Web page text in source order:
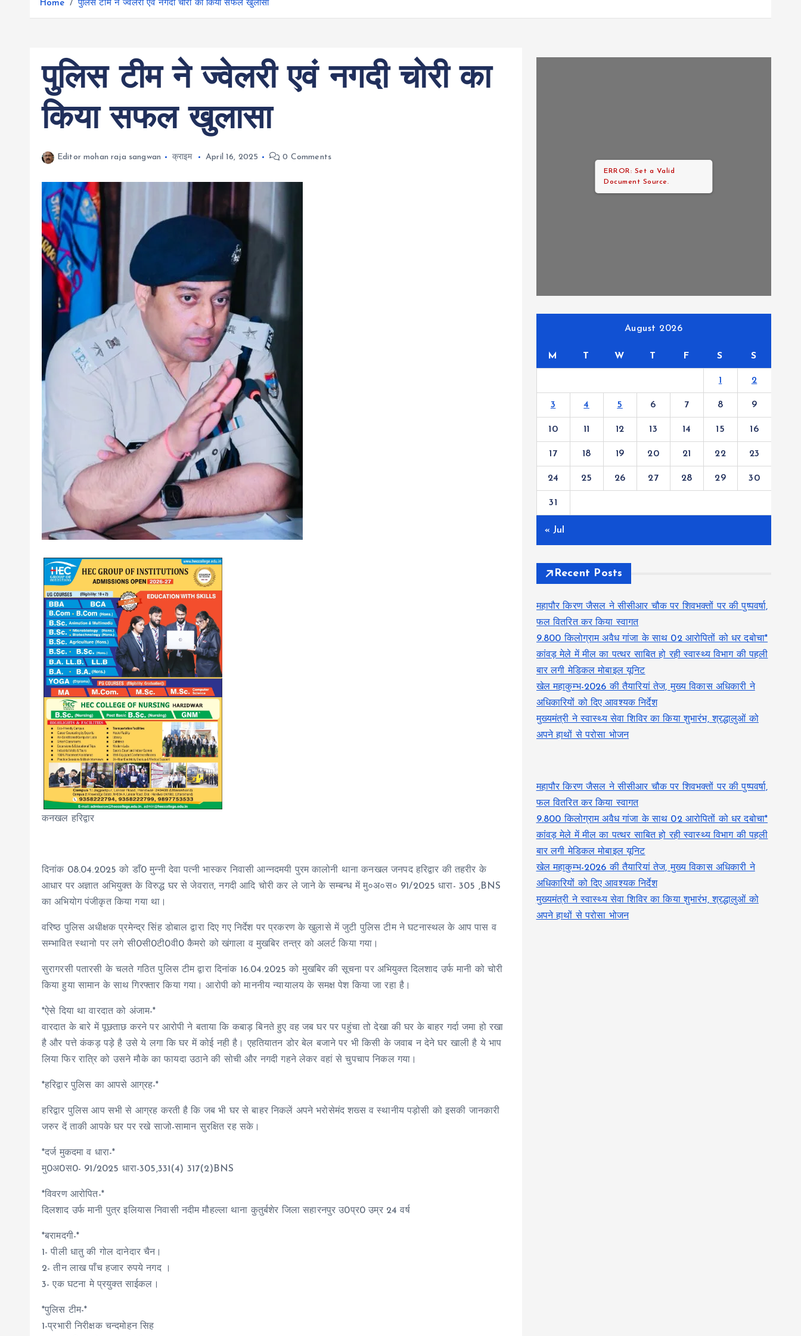
Home पुलिस टीम ने ज्वेलरी एवं नगदी चोरी का किया सफल खुलासा
पुलिस टीम ने ज्वेलरी एवं नगदी चोरी का
किया सफल खुलासा
Editor mohan raja sangwan क्राइम April 16, 2025 0 Comments
कनखल हरिद्वार
दिनांक 08.04.2025 को डाँ0 मुन्नी देवा पत्नी भास्कर निवासी आन्नदमयी पुरम कालोनी थाना कनखल जनपद हरिद्वार की तहरीर के
आधार पर अज्ञात अभियुक्त के विरुद्ध घर से जेवरात, नगदी आदि चोरी कर ले जाने के सम्बन्ध में मु०अ०स० 91/2025 धारा- 305 ,BNS
का अभियोग पंजीकृत किया गया था।
वरिष्ठ पुलिस अधीक्षक प्रमेन्द्र सिंह डोबाल द्वारा दिए गए निर्देश पर प्रकरण के खुलासे में जुटी पुलिस टीम ने घटनास्थल के आप पास व
सम्भावित स्थानो पर लगे सी0सी0टी0वी0 कैमरो को खंगाला व मुखबिर तन्त्र को अलर्ट किया गया।
सुरागरसी पतारसी के चलते गठित पुलिस टीम द्वारा दिनांक 16.04.2025 को मुखबिर की सूचना पर अभियुक्त दिलशाद उर्फ मानी को चोरी
किया हुया सामान के साथ गिरफ्तार किया गया। आरोपी को माननीय न्यायालय के समक्ष पेश किया जा रहा है।
*ऐसे दिया था वारदात को अंजाम-*
वारदात के बारे में पूछताछ करने पर आरोपी ने बताया कि कबाड़ बिनते हुए वह जब घर पर पहुंचा तो देखा की घर के बाहर गर्दा जमा हो रखा
है और पत्ते कंकड़ पड़े है उसे ये लगा कि घर में कोई नही है। एहतियातन डोर बेल बजाने पर भी किसी के जवाब न देने घर खाली है ये भाप
लिया फिर रात्रि को उसने मौके का फायदा उठाने की सोची और नगदी गहने लेकर वहां से चुपचाप निकल गया।
*हरिद्वार पुलिस का आपसे आग्रह-*
हरिद्वार पुलिस आप सभी से आग्रह करती है कि जब भी घर से बाहर निकलें अपने भरोसेमंद शख्स व स्थानीय पड़ोसी को इसकी जानकारी
जरुर दें ताकी आपके घर पर रखे साजो-सामान सुरक्षित रह सके।
*दर्ज मुकदमा व धारा-*
मु0अ0स0- 91/2025 धारा-305,331(4) 317(2)BNS
*विवरण आरोपित-*
दिलशाद उर्फ मानी पुत्र इलियास निवासी नदीम मौहल्ला थाना कुतुर्बशेर जिला सहारनपुर उ0प्र0 उम्र 24 वर्ष
*बरामदगी-*
1- पीली धातु की गोल दानेदार चैन।
2- तीन लाख पाँच हजार रुपये नगद ।
3- एक घटना मे प्रयुक्त साईकल।
*पुलिस टीम-*
1-प्रभारी निरीक्षक चन्दमोहन सिह
ERROR: Set a Valid
Document Source.
August 2026
M T W T F S S
1 2
3 4 5 6 7 8 9
10 11 12 13 14 15 16
17 18 19 20 21 22 23
24 25 26 27 28 29 30
31
« Jul
Recent Posts
महापौर किरण जैसल ने सीसीआर चौक पर शिवभक्तों पर की पुष्पवर्षा,
फल वितरित कर किया स्वागत
9.800 किलोग्राम अवैध गांजा के साथ 02 आरोपितों को धर दबोचा*
कांवड़ मेले में मील का पत्थर साबित हो रही स्वास्थ्य विभाग की पहली
बार लगी मेडिकल मोबाइल यूनिट
खेल महाकुम्भ-2026 की तैयारियां तेज, मुख्य विकास अधिकारी ने
अधिकारियों को दिए आवश्यक निर्देश
मुख्यमंत्री ने स्वास्थ्य सेवा शिविर का किया शुभारंभ, श्रद्धालुओं को
अपने हाथों से परोसा भोजन
महापौर किरण जैसल ने सीसीआर चौक पर शिवभक्तों पर की पुष्पवर्षा,
फल वितरित कर किया स्वागत
9.800 किलोग्राम अवैध गांजा के साथ 02 आरोपितों को धर दबोचा*
कांवड़ मेले में मील का पत्थर साबित हो रही स्वास्थ्य विभाग की पहली
बार लगी मेडिकल मोबाइल यूनिट
खेल महाकुम्भ-2026 की तैयारियां तेज, मुख्य विकास अधिकारी ने
अधिकारियों को दिए आवश्यक निर्देश
मुख्यमंत्री ने स्वास्थ्य सेवा शिविर का किया शुभारंभ, श्रद्धालुओं को
अपने हाथों से परोसा भोजन